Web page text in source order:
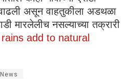
वाढली असून वाहतुकीला अडथळा
मारलेलीच नसल्याच्या तक्रारी
add to natural